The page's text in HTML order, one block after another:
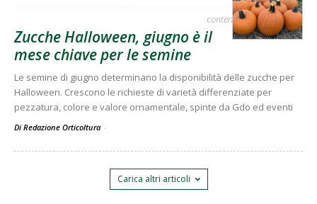
contenuto sponsorizzato
Zucche Halloween, giugno è il
mese chiave per le semine
Le semine di giugno determinano la disponibilità delle zucche per
Halloween. Crescono le richieste di varietà differenziate per
pezzatura, colore e valore ornamentale, spinte da Gdo ed eventi
Di Redazione Orticoltura -
Carica altri articoli